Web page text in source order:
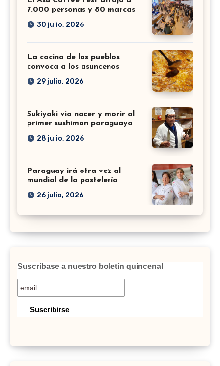
7.000 personas y 80 marcas
30 julio, 2026
La cocina de los pueblos
convoca a los asuncenos
29 julio, 2026
Sukiyaki vio nacer y morir al
primer sushiman paraguayo
28 julio, 2026
Paraguay irá otra vez al
mundial de la pastelería
26 julio, 2026
Suscríbase a nuestro boletín quincenal